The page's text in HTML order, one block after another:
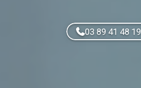
03 89 41 48 19